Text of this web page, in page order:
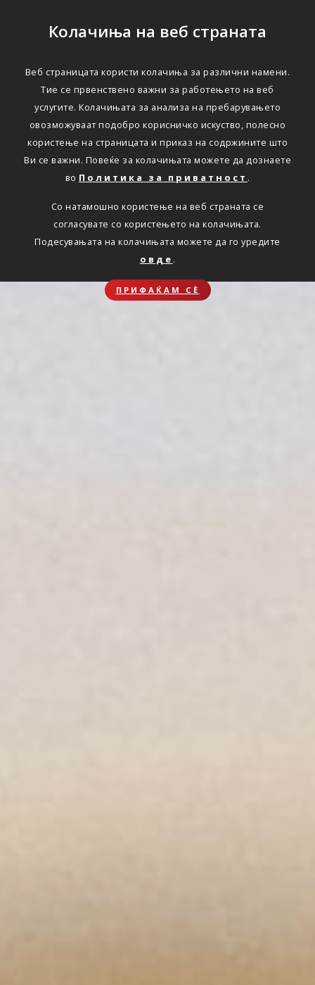
Колачиња на веб страната
Веб страницата користи колачиња за различни намени.
Тие се првенствено важни за работењето на веб
услугите. Колачињата за анализа на пребарувањето
овозможуваат подобро корисничко искуство, полесно
користење на страницата и приказ на содржините што
Ви се важни. Повеќе за колачињата можете да дознаете
во Политика за приватност .
Со натамошно користење на веб страната се
согласувате со користењето на колачињата.
Подесувањата на колачињата можете да го уредите
овде .
ПРИФАЌАМ СЀ